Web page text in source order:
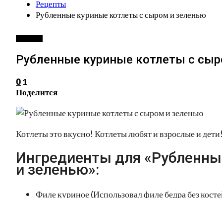
Рецепты
Рубленные куриные котлеты с сыром и зеленью
Рубленные куриные котлеты с
0 1
Поделится
Котлеты это вкусно! Котлеты любят и взрослые и дети!
Ингредиенты для
и зеленью»:
Филе куриное (Использовал филе бедра без